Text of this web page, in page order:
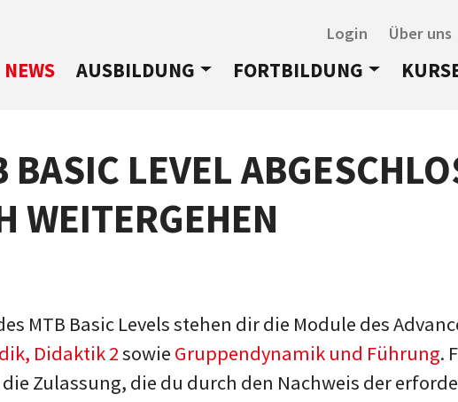
NEWS AUSBILDUNG FORTBILDUNG
Login Über uns
LEVEL
WEITERGEHEN
MTB Basic Levels stehen dir die Module des
Didaktik 2sowie Gruppendynamik und Führung.
Zulassung, die du durch den Nachweis der